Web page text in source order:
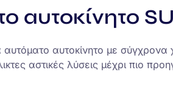
αυτοκίνητο
αυτοκίνητο με σύγχρονα
αστικές λύσεις μέχρι πιο